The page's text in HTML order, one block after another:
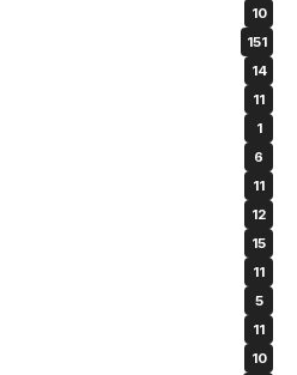
10
151
14
11
1
6
11
12
15
11
5
11
10